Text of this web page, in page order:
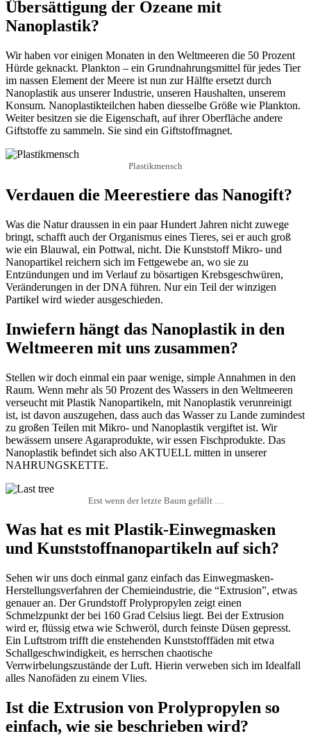
Übersättigung der Ozeane mit
Nanoplastik?
Wir haben vor einigen Monaten in den Weltmeeren die 50 Prozent
Hürde geknackt. Plankton – ein Grundnahrungsmittel für jedes Tier
im nassen Element der Meere ist nun zur Hälfte ersetzt durch
Nanoplastik aus unserer Industrie, unseren Haushalten, unserem
Konsum. Nanoplastikteilchen haben diesselbe Größe wie Plankton.
Weiter besitzen sie die Eigenschaft, auf ihrer Oberfläche andere
Giftstoffe zu sammeln. Sie sind ein Giftstoffmagnet.
Plastikmensch
Verdauen die Meerestiere das Nanogift?
Was die Natur draussen in ein paar Hundert Jahren nicht zuwege
bringt, schafft auch der Organismus eines Tieres, sei er auch groß
wie ein Blauwal, ein Pottwal, nicht. Die Kunststoff Mikro- und
Nanopartikel reichern sich im Fettgewebe an, wo sie zu
Entzündungen und im Verlauf zu bösartigen Krebsgeschwüren,
Veränderungen in der DNA führen. Nur ein Teil der winzigen
Partikel wird wieder ausgeschieden.
Inwiefern hängt das Nanoplastik in den
Weltmeeren mit uns zusammen?
Stellen wir doch einmal ein paar wenige, simple Annahmen in den
Raum. Wenn mehr als 50 Prozent des Wassers in den Weltmeeren
verseucht mit Plastik Nanopartikeln, mit Nanoplastik verunreinigt
ist, ist davon auszugehen, dass auch das Wasser zu Lande zumindest
zu großen Teilen mit Mikro- und Nanoplastik vergiftet ist. Wir
bewässern unsere Agaraprodukte, wir essen Fischprodukte. Das
Nanoplastik befindet sich also AKTUELL mitten in unserer
NAHRUNGSKETTE.
Erst wenn der letzte Baum gefällt …
Was hat es mit Plastik-Einwegmasken
und Kunststoffnanopartikeln auf sich?
Sehen wir uns doch einmal ganz einfach das Einwegmasken-
Herstellungsverfahren der Chemieindustrie, die “Extrusion”, etwas
genauer an. Der Grundstoff Prolypropylen zeigt einen
Schmelzpunkt der bei 160 Grad Celsius liegt. Bei der Extrusion
wird er, flüssig etwa wie Schweröl, durch feinste Düsen gepresst.
Ein Luftstrom trifft die enstehenden Kunststofffäden mit etwa
Schallgeschwindigkeit, es herrschen chaotische
Verrwirbelungszustände der Luft. Hierin verweben sich im Idealfall
alles Nanofäden zu einem Vlies.
Ist die Extrusion von Prolypropylen so
einfach, wie sie beschrieben wird?